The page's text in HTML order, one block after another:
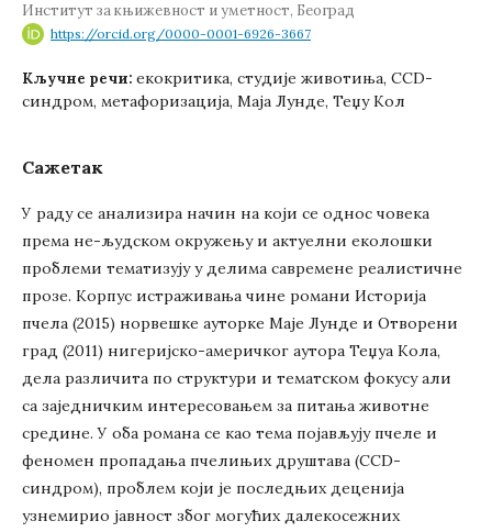
Институт за књижевност и уметност, Београд
https://orcid.org/0000-0001-6926-3667
Кључне речи: екокритика, студије животиња, CCD-
синдром, метафоризација, Маја Лунде, Теџу Кол
Сажетак
У раду се анализира начин на који се однос човека
према не-људском окружењу и актуелни еколошки
проблеми тематизују у делима савремене реалистичне
прозе. Корпус истраживања чине романи Историја
пчела (2015) норвешке ауторке Маје Лунде и Отворени
град (2011) нигеријско-америчког аутора Теџуа Кола,
дела различита по структури и тематском фокусу али
са заједничким интересовањем за питања животне
средине. У оба романа се као тема појављују пчеле и
феномен пропадања пчелињих друштава (CCD-
синдром), проблем који је последњих деценија
узнемирио јавност због могућих далекосежних